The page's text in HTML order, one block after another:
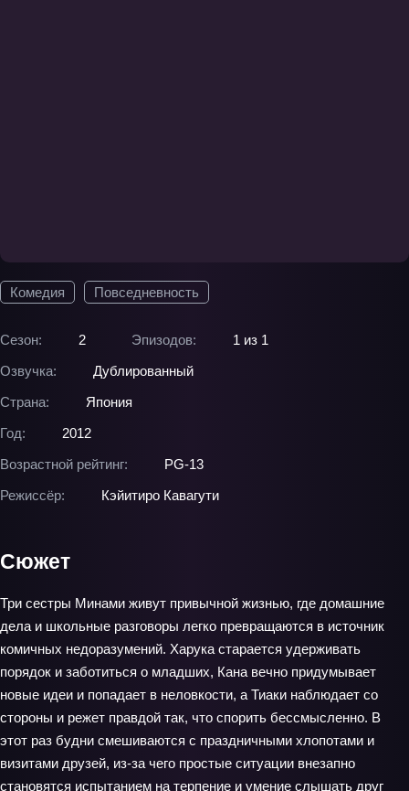
Комедия Повседневность
Сезон: 2 Эпизодов:
1 из 1
Озвучка:
Дублированный
Страна:
Япония
Год:
2012
Возрастной рейтинг:
PG-13
Режиссёр:
Кэйитиро Кавагути
Сюжет
Три сестры Минами живут привычной жизнью, где домашние
дела и школьные разговоры легко превращаются в источник
комичных недоразумений. Харука старается удерживать
порядок и заботиться о младших, Кана вечно придумывает
новые идеи и попадает в неловкости, а Тиаки наблюдает со
стороны и режет правдой так, что спорить бессмысленно. В
этот раз будни смешиваются с праздничными хлопотами и
визитами друзей, из‑за чего простые ситуации внезапно
становятся испытанием на терпение и умение слышать друг